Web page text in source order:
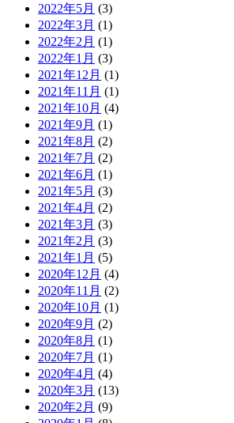
2022年5月 (3)
2022年3月 (1)
2022年2月 (1)
2022年1月 (3)
2021年12月 (1)
2021年11月 (1)
2021年10月 (4)
2021年9月 (1)
2021年8月 (2)
2021年7月 (2)
2021年6月 (1)
2021年5月 (3)
2021年4月 (2)
2021年3月 (3)
2021年2月 (3)
2021年1月 (5)
2020年12月 (4)
2020年11月 (2)
2020年10月 (1)
2020年9月 (2)
2020年8月 (1)
2020年7月 (1)
2020年4月 (4)
2020年3月 (13)
2020年2月 (9)